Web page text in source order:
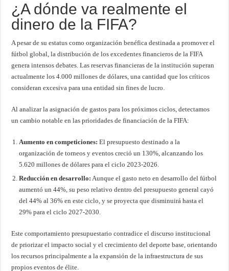
¿A dónde va realmente el
dinero de la FIFA?
A pesar de su estatus como organización benéfica destinada a promover el
fútbol global, la distribución de los excedentes financieros de la FIFA
genera intensos debates. Las reservas financieras de la institución superan
actualmente los 4.000 millones de dólares, una cantidad que los críticos
consideran excesiva para una entidad sin fines de lucro.
Al analizar la asignación de gastos para los próximos ciclos, detectamos
un cambio notable en las prioridades de financiación de la FIFA:
Aumento en competiciones: El presupuesto destinado a la
organización de torneos y eventos creció un 130%, alcanzando los
5.620 millones de dólares para el ciclo 2023-2026.
Reducción en desarrollo: Aunque el gasto neto en desarrollo del fútbol
aumentó un 44%, su peso relativo dentro del presupuesto general cayó
del 44% al 36% en este ciclo, y se proyecta que disminuirá hasta el
29% para el ciclo 2027-2030.
Este comportamiento presupuestario contradice el discurso institucional
de priorizar el impacto social y el crecimiento del deporte base, orientando
los recursos principalmente a la expansión de la infraestructura de sus
propios eventos de élite.